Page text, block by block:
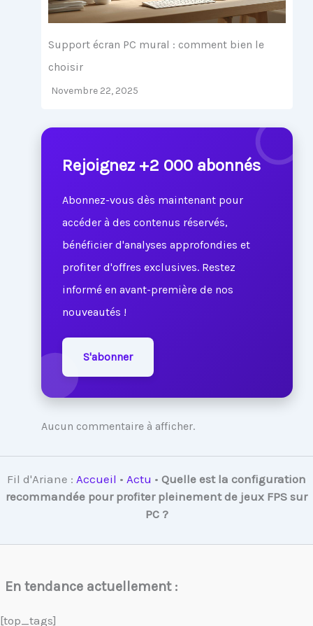
Support écran PC mural : comment bien le
choisir
Novembre 22, 2025
Rejoignez +2 000 abonnés
Abonnez-vous dès maintenant pour
accéder à des contenus réservés,
bénéficier d'analyses approfondies et
profiter d'offres exclusives. Restez
informé en avant-première de nos
nouveautés !
S'abonner
Aucun commentaire à afficher.
Fil d'Ariane : Accueil • Actu • Quelle est la configuration
recommandée pour profiter pleinement de jeux FPS sur
PC ?
En tendance actuellement :
[top_tags]